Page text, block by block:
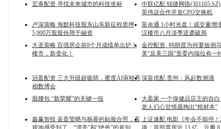
宏泰配资 寻找未来城市的科技坐标
中联亿配 锐捷网络
英伟达合作开发CPO交换机
卢深策略 海默科技股东山东新征程质押
5,900万股股份用于融资
富余通 1小时光盘！成交量增
汉楼市八月淡季逆袭破局
大圣策略 百强房企前8个月成绩单出炉！
楼市，新变化！
金控配资· 特朗普为何要扳倒
美“反美三国”里委内瑞拉有一
冠盈配资 三大升级超吸睛，蜜度AI审校亮
相数博会
深富优配 贵州：风起数潮涌
股腰包 “新荣耀”的关键一役
大盈家 一个保健品店主的自
老人们心甘情愿掏出“棺材本”
鑫赢智投 蓝盈莹晒与杨幂的贴脸合照，直
观地感受到了，“漂亮”和“绝色”的差别
上证速配 电影《年会不能停
项：首部票房近 13 亿、豆瓣